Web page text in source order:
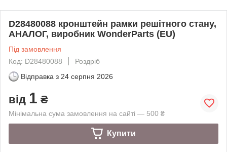
D28480088 кронштейн рамки решітного стану,
АНАЛОГ, виробник WonderParts (EU)
Під замовлення
Код: D28480088
Роздріб
Відправка з 24 серпня 2026
від 1 ₴
Мінімальна сума замовлення на сайті — 500 ₴
Купити